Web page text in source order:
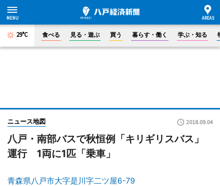
29°C 食べる 見る・遊ぶ 買う 暮らす・働く 学ぶ・知る
ニュース地図 2018.09.04
八戸・南部バスで秋恒例「キリギリスバス」
運行 1両に1匹「乗車」
青森県八戸市大字是川字二ツ屋6-79